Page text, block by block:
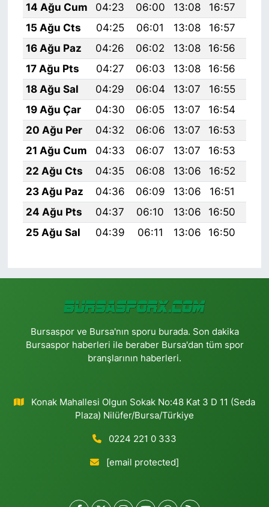
14 Ağu Cum
04:23 06:00 13:08 16:57
15 Ağu Cts
04:25 06:01 13:08 16:57
16 Ağu Paz
04:26 06:02 13:08 16:56
17 Ağu Pts
04:27 06:03 13:08 16:56
18 Ağu Sal
04:29 06:04 13:07 16:55
19 Ağu Çar
04:30 06:05 13:07 16:54
20 Ağu Per
04:32 06:06 13:07 16:53
21 Ağu Cum
04:33 06:07 13:07 16:53
22 Ağu Cts
04:35 06:08 13:06 16:52
23 Ağu Paz
04:36 06:09 13:06 16:51
24 Ağu Pts
04:37 06:10 13:06 16:50
25 Ağu Sal
04:39 06:11 13:06 16:50
Bursaspor ve Bursa'nın sporu burada. Son dakika
Bursaspor haberleri ile beraber Bursa'dan tüm spor
branşlarının haberleri.
Konak Mahallesi Olgun Sokak No:48 Kat 3 D 11 (Seda
Plaza) Nilüfer/Bursa/Türkiye
0224 221 0 333
[email protected]